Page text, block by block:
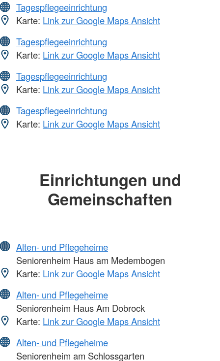
Tagespflegeeinrichtung
Karte: Link zur Google Maps Ansicht
Tagespflegeeinrichtung
Karte: Link zur Google Maps Ansicht
Tagespflegeeinrichtung
Karte: Link zur Google Maps Ansicht
Tagespflegeeinrichtung
Karte: Link zur Google Maps Ansicht
Einrichtungen und
Gemeinschaften
Alten- und Pflegeheime
Seniorenheim Haus am Medembogen
Karte: Link zur Google Maps Ansicht
Alten- und Pflegeheime
Seniorenheim Haus Am Dobrock
Karte: Link zur Google Maps Ansicht
Alten- und Pflegeheime
Seniorenheim am Schlossgarten